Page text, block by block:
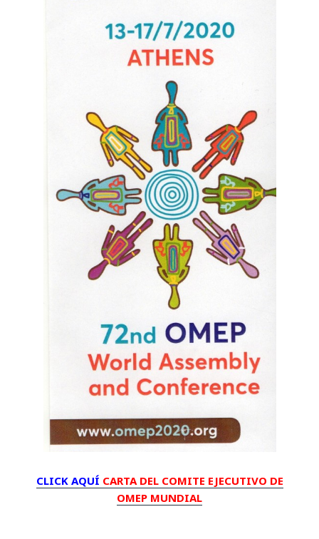
CLICK AQUÍ CARTA DEL COMITE EJECUTIVO DE
OMEP MUNDIAL